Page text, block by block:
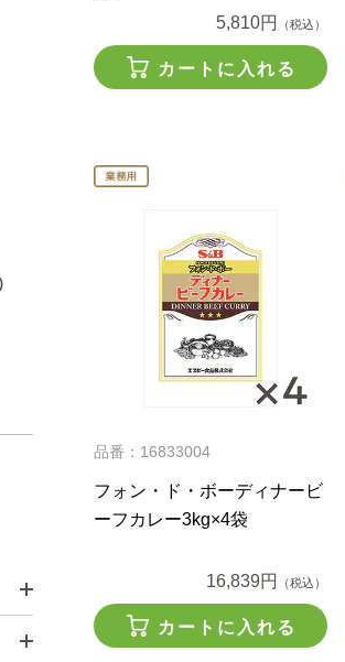
5,810円
（税込）
カートに入れる
品番：16833004
フォン・ド・ボーディナービ
ーフカレー3kg×4袋
16,839円 （税込）
カートに入れる